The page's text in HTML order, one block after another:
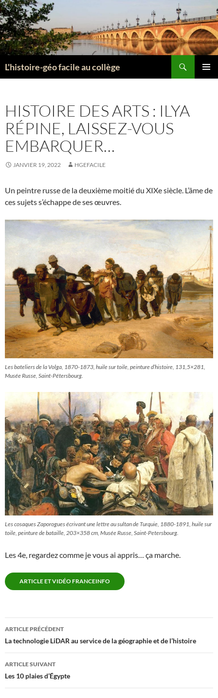
Aller
au
contenu
L'histoire-géo facile au collège
HISTOIRE DES ARTS : ILYA
RÉPINE, LAISSEZ-VOUS
EMBARQUER…
JANVIER 19, 2022 HGEFACILE
Un peintre russe de la deuxième moitié du XIXe siècle. L’âme de
ces sujets s’échappe de ses œuvres.
Les bateliers de la Volga, 1870-1873, huile sur toile, peinture d’histoire, 131,5×281,
Musée Russe, Saint-Pétersbourg.
Les cosaques Zaporogues écrivant une lettre au sultan de Turquie, 1880-1891, huile sur
toile, peinture de bataille, 203×358 cm, Musée Russe, Saint-Petersbourg.
Les 4e, regardez comme je vous ai appris… ça marche.
ARTICLE ET VIDÉO FRANCEINFO
Navigation
des
articles
ARTICLE PRÉCÉDENT
La technologie LiDAR au service de la géographie et de l’histoire
ARTICLE SUIVANT
Les 10 plaies d’Égypte